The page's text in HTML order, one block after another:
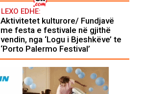
LEXO EDHE:
Aktivitetet kulturore/ Fundjavë
me festa e festivale në gjithë
vendin, nga ‘Logu i Bjeshkëve’ te
‘Porto Palermo Festival’